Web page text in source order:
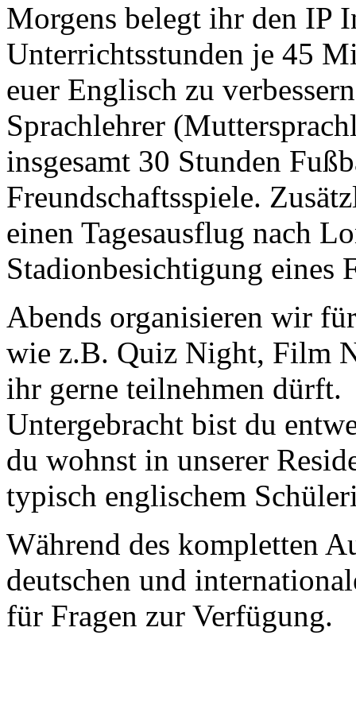
Morgens belegt ihr den IP
Unterrichtsstunden je 45
euer Englisch zu
Sprachlehrer
insgesamt 30 Stunden
Freundschaftsspiele.
einen Tagesausflug nach
Stadionbesichtigung eines
Abends organisieren wir
wie z.B. Quiz Night, Film
ihr gerne teilnehmen dürft.
Untergebracht bist du
du wohnst in unserer
typisch englischem
Während des kompletten
deutschen und
für Fragen zur Verfügung.